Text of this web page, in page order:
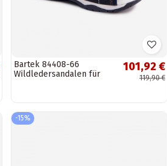
Bartek 84408-66
Wildledersandalen für
101,92 €
119,90 €
-15%